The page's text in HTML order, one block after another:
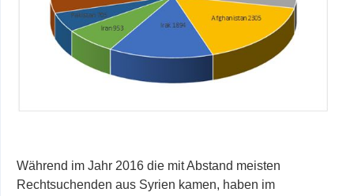
Während im Jahr 2016 die mit Abstand meisten
Rechtsuchenden aus Syrien kamen, haben im